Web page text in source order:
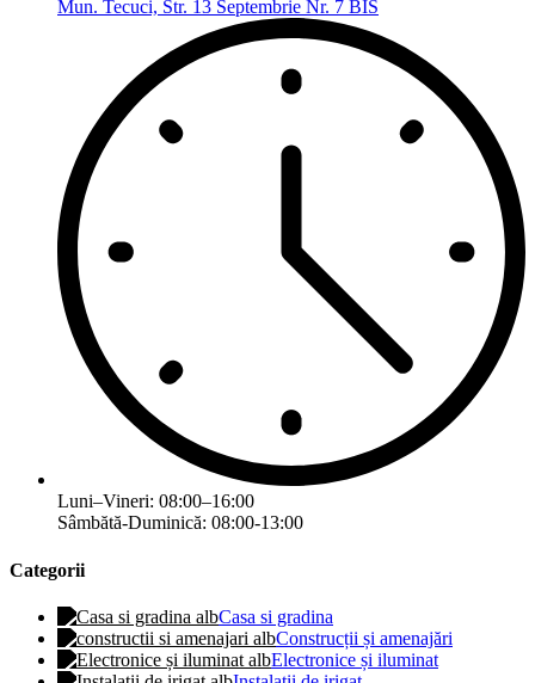
Mun. Tecuci, Str. 13 Septembrie Nr. 7 BIS
Luni–Vineri: 08:00–16:00
Sâmbătă-Duminică: 08:00-13:00
Categorii
Casa si gradina
Construcții și amenajări
Electronice și iluminat